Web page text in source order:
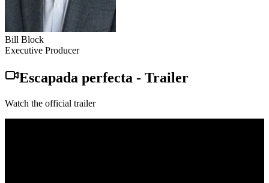
Bill Block
Executive Producer
Escapada perfecta - Trailer
Watch the official trailer